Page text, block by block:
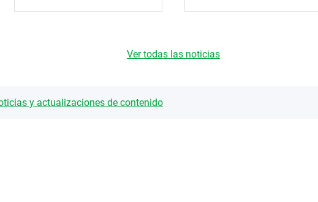
Ver todas las noticias
y actualizaciones de contenido